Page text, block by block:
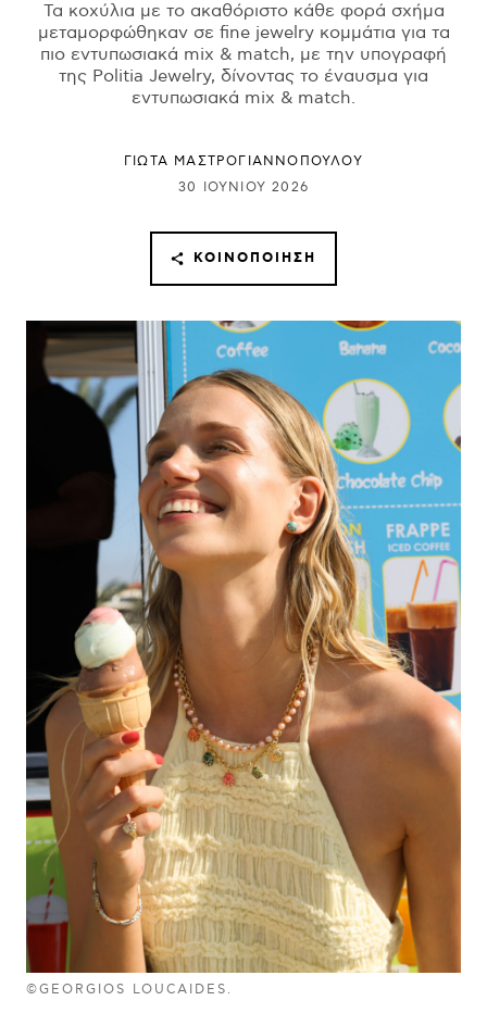
©GEORGIOS LOUCAIDES.
Τα κοχύλια με το ακαθόριστο κάθε φορά σχήμα
μεταμορφώθηκαν σε fine jewelry κομμάτια για τα
πιο εντυπωσιακά mix & match, με την υπογραφή
της Politia Jewelry, δίνοντας το έναυσμα για
εντυπωσιακά mix & match.
ΓΙΩΤΑ ΜΑΣΤΡΟΓΙΑΝΝΟΠΟΥΛΟΥ
30 ΙΟΥΝΊΟΥ 2026
ΚΟΙΝΟΠΟΊΗΣΗ